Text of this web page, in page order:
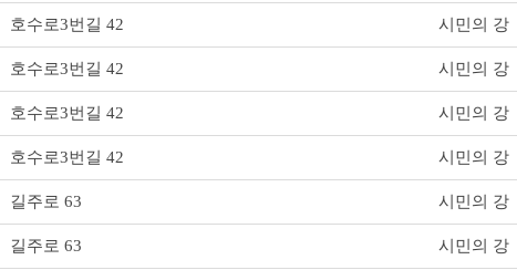
호수로3번길 42 시민의 강
호수로3번길 42 시민의 강
호수로3번길 42 시민의 강
호수로3번길 42 시민의 강
길주로 63 시민의 강
길주로 63 시민의 강